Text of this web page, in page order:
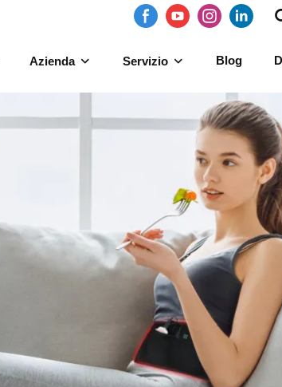
Azienda Servizio Blog